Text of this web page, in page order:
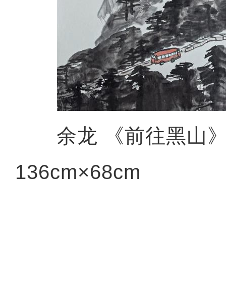
余龙 《前往黑山
136cm×68cm